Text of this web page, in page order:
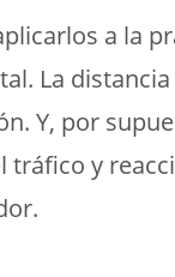
a la
La
Y, por
y